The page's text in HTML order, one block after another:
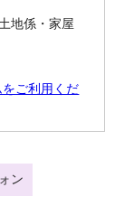
地係・家屋
ご利用くだ
ン